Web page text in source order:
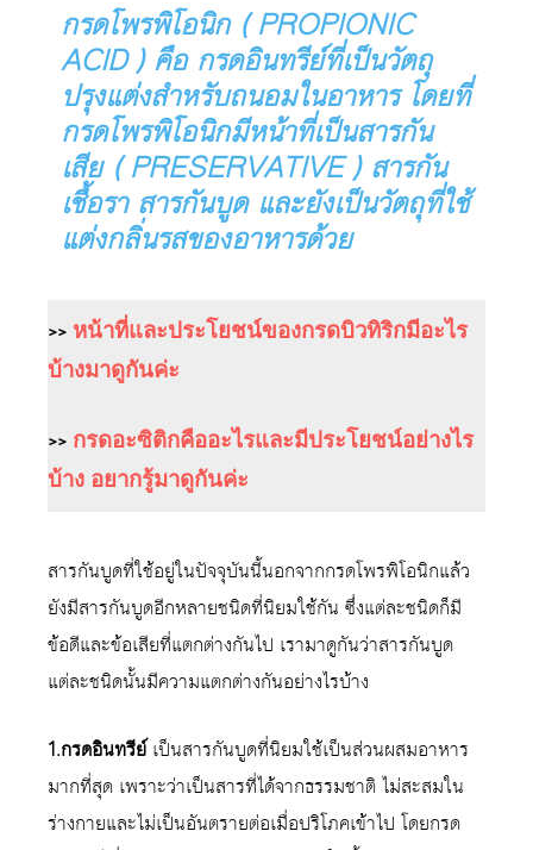
กรดโพรพิโอนิก ( PROPIONIC
ACID ) คือ กรดอินทรีย์ที่เป็นวัตถุ
ปรุงแต่งสำหรับถนอมในอาหาร โดยที่
กรดโพรพิโอนิกมีหน้าที่เป็นสารกัน
เสีย ( PRESERVATIVE ) สารกัน
เชื้อรา สารกันบูด และยังเป็นวัตถุที่ใช้
แต่งกลิ่นรสของอาหารด้วย
>> หน้าที่และประโยชน์ของกรดบิวทิริกมีอะไร
บ้างมาดูกันค่ะ
>> กรดอะซิติกคืออะไรและมีประโยชน์อย่างไร
บ้าง อยากรู้มาดูกันค่ะ
สารกันบูดที่ใช้อยู่ในปัจจุบันนี้นอกจากกรดโพรพิโอนิกแล้ว
ยังมีสารกันบูดอีกหลายชนิดที่นิยมใช้กัน ซึ่งแต่ละชนิดก็มี
ข้อดีและข้อเสียที่แตกต่างกันไป เรามาดูกันว่าสารกันบูด
แต่ละชนิดนั้นมีความแตกต่างกันอย่างไรบ้าง
1.กรดอินทรีย์เป็นสารกันบูดที่นิยมใช้เป็นส่วนผสมอาหาร
มากที่สุด เพราะว่าเป็นสารที่ได้จากธรรมชาติ ไม่สะสมใน
ร่างกายและไม่เป็นอันตรายต่อเมื่อปริโภคเข้าไป โดยกรด